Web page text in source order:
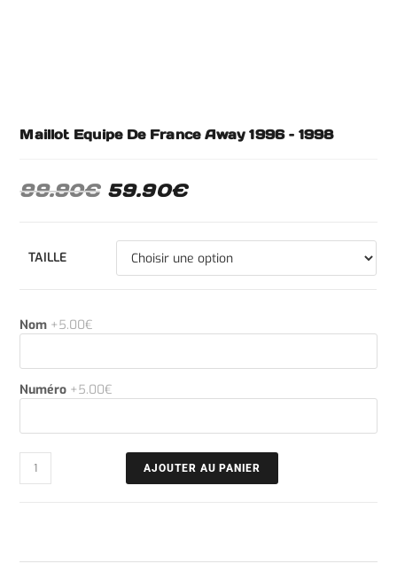
Maillot Equipe De France Away 1996 – 1998
99.90€ 59.90€
TAILLE
Nom +5.00€
Numéro +5.00€
AJOUTER AU PANIER